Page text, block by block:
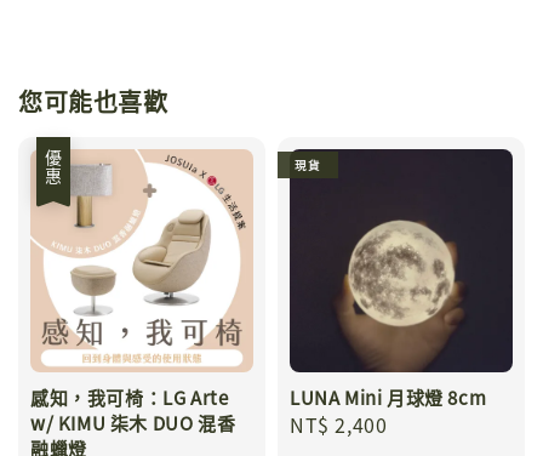
您可能也喜歡
優惠
感知，我可椅：LG Arte
w/ KIMU 柒木 DUO 混香
融蠟燈
現貨
LUNA Mini 月球燈 8cm
Regular
NT$ 2,400